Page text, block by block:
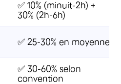
✅ 10% (minuit-2h) +
30% (2h-6h)
✅ 25-30% en moyenne
✅ 30-60% selon
convention